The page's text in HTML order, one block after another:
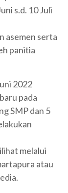
s.d. 10 Juli
asemen serta
panitia
2022
pada
SMP dan 5
melalui
atau